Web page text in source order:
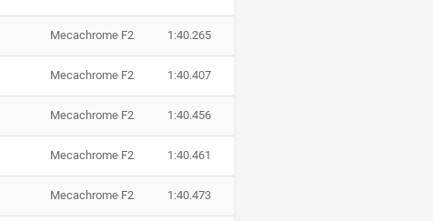
Mecachrome F2 1:40.265
Mecachrome F2 1:40.407
Mecachrome F2 1:40.456
Mecachrome F2 1:40.461
Mecachrome F2 1:40.473